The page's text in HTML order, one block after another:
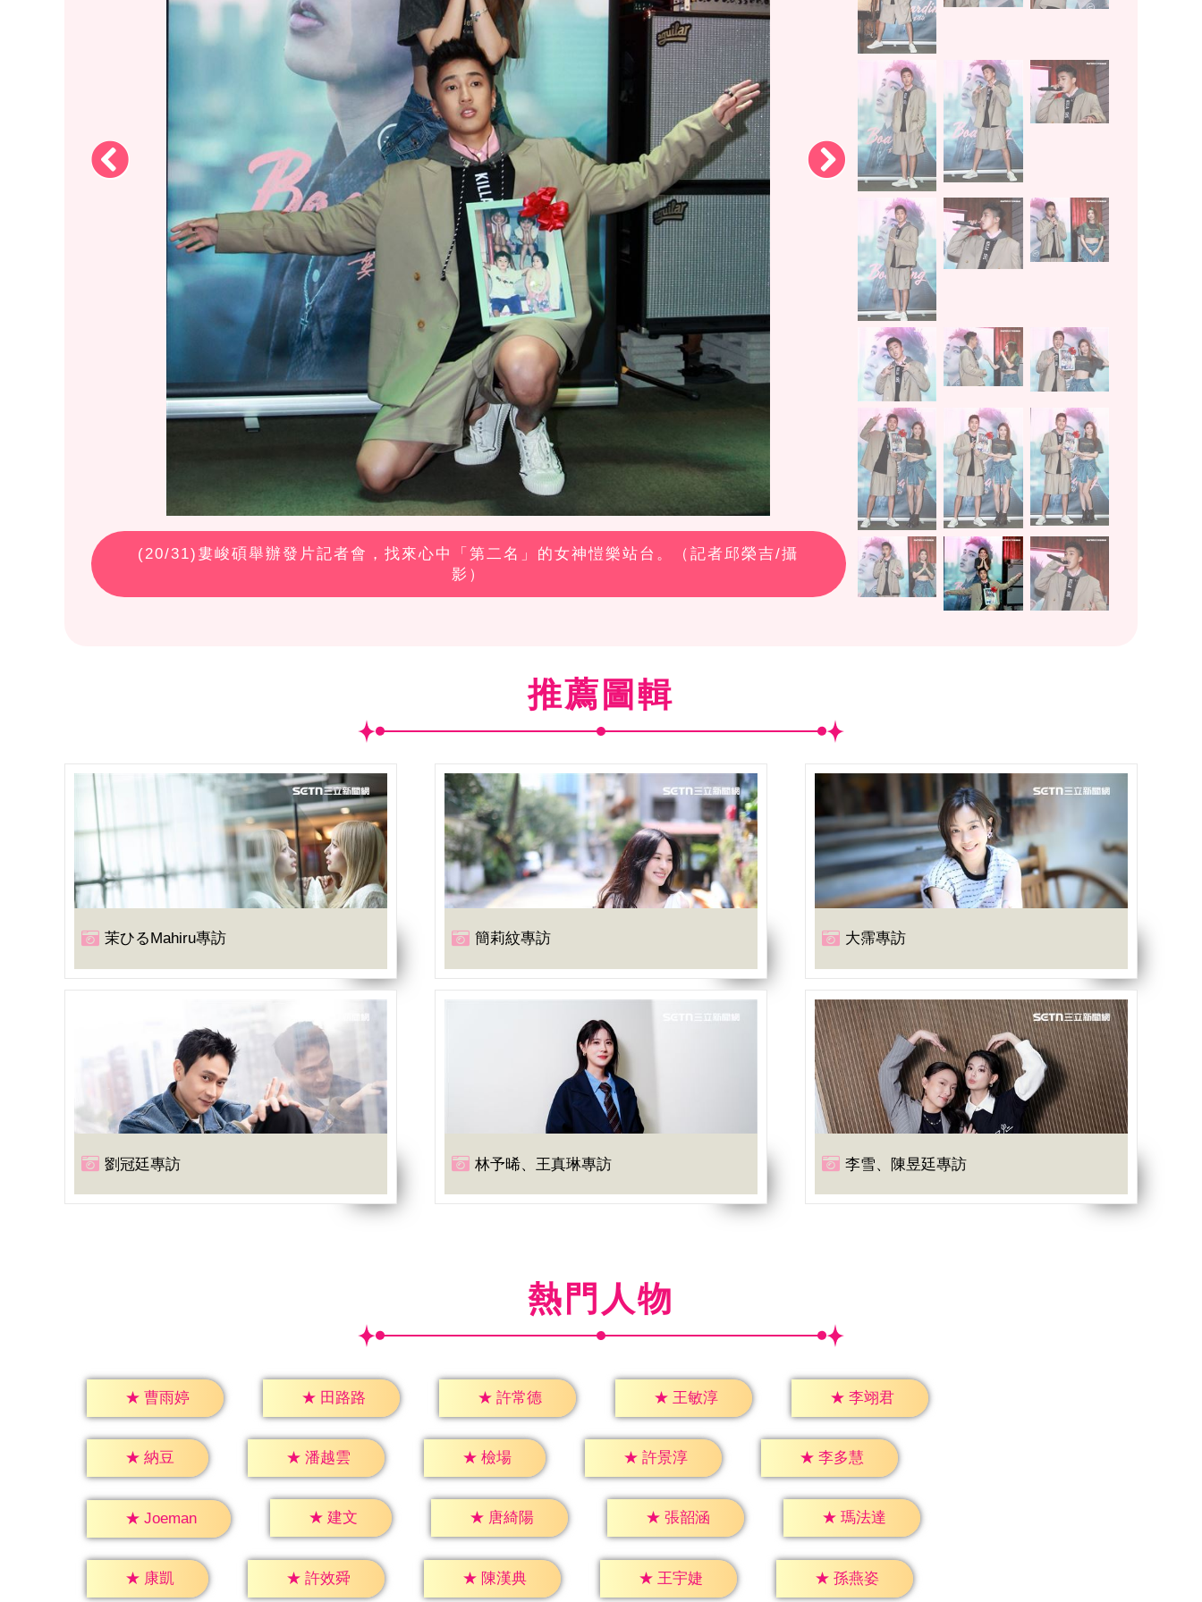
(20/31)婁峻碩舉辦發片記者會，找來心中「第二名」的女神愷樂站台。（記者邱榮吉/攝
影）
推薦圖輯
茉ひるMahiru專訪 簡莉紋專訪 大霈專訪
劉冠廷專訪 林予晞、王真琳專訪 李雪、陳昱廷專訪
熱門人物
★ 曹雨婷 ★ 田路路 ★ 許常德 ★ 王敏淳 ★ 李翊君
★ 納豆 ★ 潘越雲 ★ 檢場 ★ 許景淳 ★ 李多慧
★ Joeman ★ 建文 ★ 唐綺陽 ★ 張韶涵 ★ 瑪法達
★ 康凱 ★ 許效舜 ★ 陳漢典 ★ 王宇婕 ★ 孫燕姿